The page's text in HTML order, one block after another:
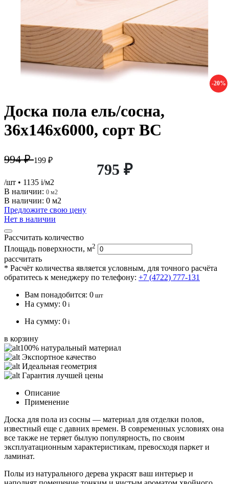
-20%
Доска пола ель/сосна,
36х146х6000, сорт ВС
994 ₽199 ₽
795 ₽
/шт • 1135 i/м2
В наличии: 0 м2
В наличии: 0 м2
Предложите свою цену
Нет в наличии
Рассчитать количество
Площадь поверхности, м2
рассчитать
* Расчёт количества является условным, для точного расчёта
обратитесь к менеджеру по телефону: +7 (4722) 777-131
Вам понадобится: 0 шт
На сумму: 0 i
На сумму: 0 i
в корзину
100% натуральный материал
Экспортное качество
Идеальная геометрия
Гарантия лучшей цены
Описание
Применение
Доска для пола из сосны — материал для отделки полов,
известный еще с давних времен. В современных условиях она
все также не теряет былую популярность, по своим
эксплуатационным характеристикам, превосходя паркет и
ламинат.
Полы из натурального дерева украсят ваш интерьер и